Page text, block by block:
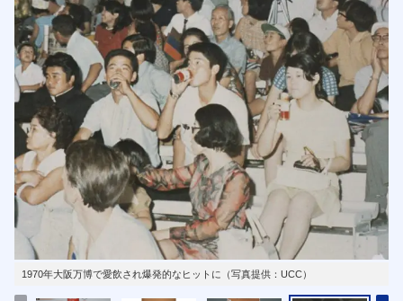
1970年大阪万博で愛飲され爆発的なヒットに（写真提供：UCC）